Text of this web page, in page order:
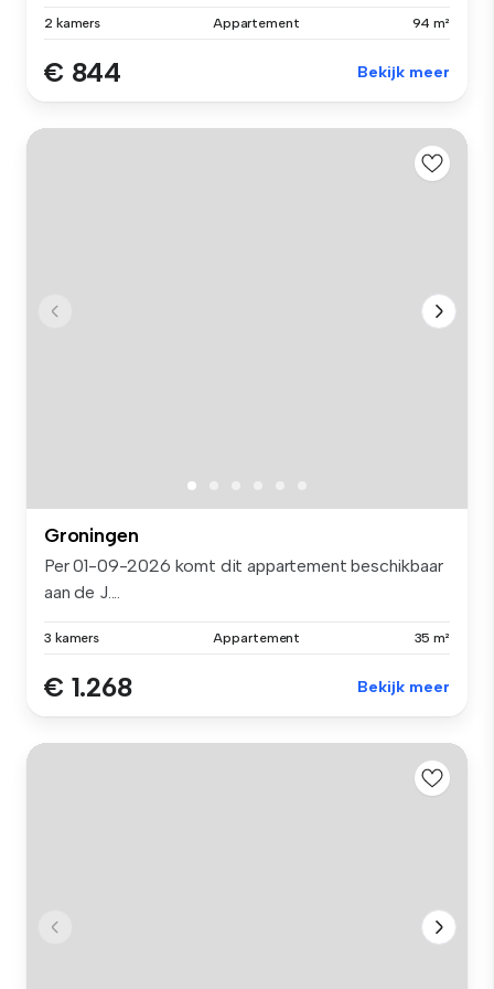
2 kamers Appartement 94 m²
€ 844 Bekijk meer
Groningen
Per 01-09-2026 komt dit appartement beschikbaar
aan de J....
3 kamers Appartement 35 m²
€ 1.268 Bekijk meer